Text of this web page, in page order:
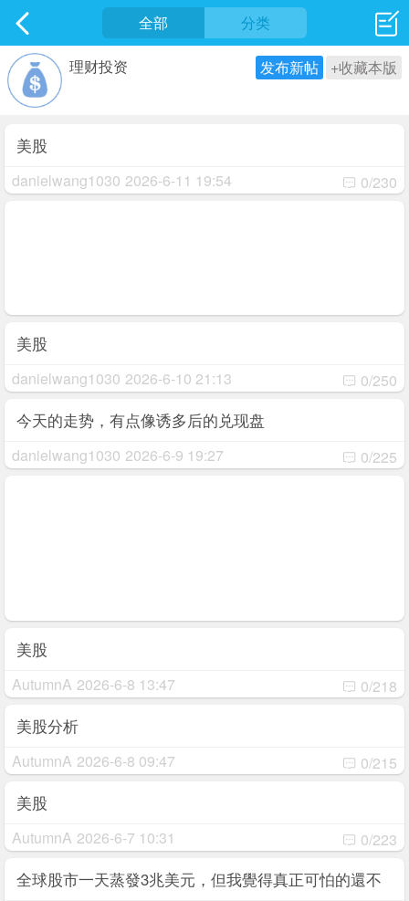
社区 最新发表
全部 分类
理财投资 +收藏本版
发布新帖
美股
danielwang1030 2026-6-11 19:54 0/230
美股
danielwang1030 2026-6-10 21:13 0/250
今天的走势，有点像诱多后的兑现盘
danielwang1030 2026-6-9 19:27 0/225
美股
AutumnA 2026-6-8 13:47 0/218
美股分析
AutumnA 2026-6-8 09:47 0/215
美股
AutumnA 2026-6-7 10:31 0/223
全球股市一天蒸發3兆美元，但我覺得真正可怕的還不